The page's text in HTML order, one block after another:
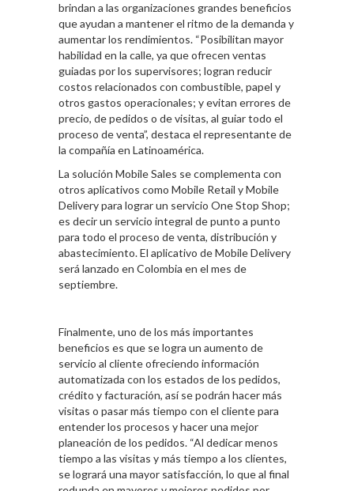
brindan a las organizaciones grandes beneficios
que ayudan a mantener el ritmo de la demanda y
aumentar los rendimientos. “Posibilitan mayor
habilidad en la calle, ya que ofrecen ventas
guiadas por los supervisores; logran reducir
costos relacionados con combustible, papel y
otros gastos operacionales; y evitan errores de
precio, de pedidos o de visitas, al guiar todo el
proceso de venta”, destaca el representante de
la compañía en Latinoamérica.
La solución Mobile Sales se complementa con
otros aplicativos como Mobile Retail y Mobile
Delivery para lograr un servicio One Stop Shop;
es decir un servicio integral de punto a punto
para todo el proceso de venta, distribución y
abastecimiento. El aplicativo de Mobile Delivery
será lanzado en Colombia en el mes de
septiembre.
Finalmente, uno de los más importantes
beneficios es que se logra un aumento de
servicio al cliente ofreciendo información
automatizada con los estados de los pedidos,
crédito y facturación, así se podrán hacer más
visitas o pasar más tiempo con el cliente para
entender los procesos y hacer una mejor
planeación de los pedidos. “Al dedicar menos
tiempo a las visitas y más tiempo a los clientes,
se logrará una mayor satisfacción, lo que al final